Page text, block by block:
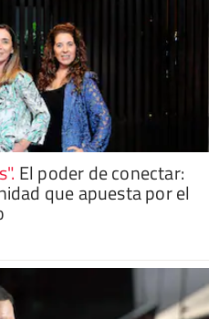
. El poder de conectar:
que apuesta por el